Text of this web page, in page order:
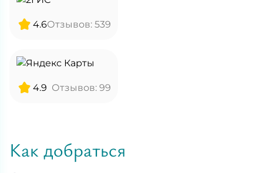
4.6Отзывов: 539
4.9 Отзывов: 99
Как добраться